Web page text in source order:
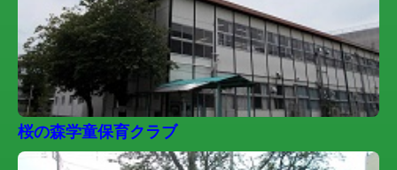
桜の森学童保育クラブ